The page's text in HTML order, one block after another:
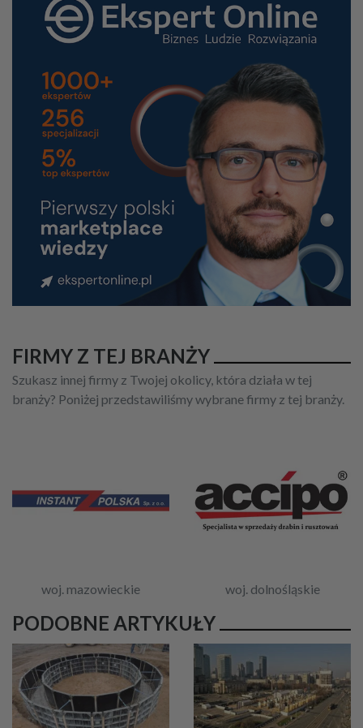
FIRMY Z TEJ BRANŻY
Szukasz innej firmy z Twojej okolicy, która działa w tej
branży? Poniżej przedstawiliśmy wybrane firmy z tej branży.
woj. mazowieckie woj. dolnośląskie
PODOBNE ARTYKUŁY